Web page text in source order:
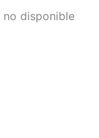
no disponible